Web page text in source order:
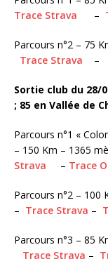
Trace Strava –
Parcours n°2 – 75
Trace Strava –
Sortie club du 28/
; 85 en Vallée de
Parcours n°1 «
– 150 Km – 1365
Strava – Trace
Parcours n°2 – 100
– Trace Strava –
Parcours n°3 – 85
Trace Strava –